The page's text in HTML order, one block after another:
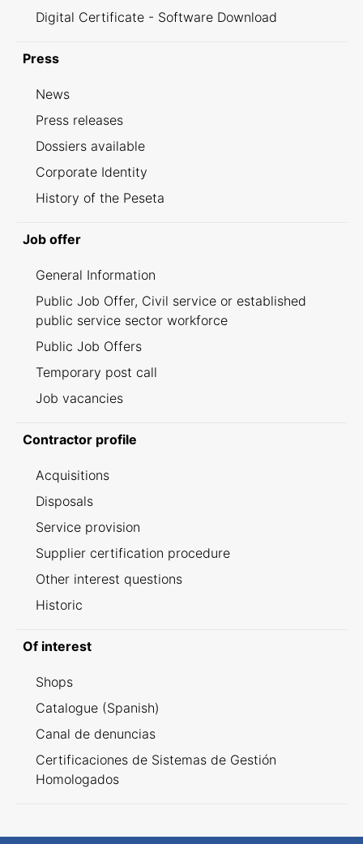
Digital Certificate - Software Download
Press
News
Press releases
Dossiers available
Corporate Identity
History of the Peseta
Job offer
General Information
Public Job Offer, Civil service or established
public service sector workforce
Public Job Offers
Temporary post call
Job vacancies
Contractor profile
Acquisitions
Disposals
Service provision
Supplier certification procedure
Other interest questions
Historic
Of interest
Shops
Catalogue (Spanish)
Canal de denuncias
Certificaciones de Sistemas de Gestión
Homologados